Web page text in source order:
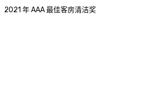
2021 年 AAA 最佳客房清洁奖